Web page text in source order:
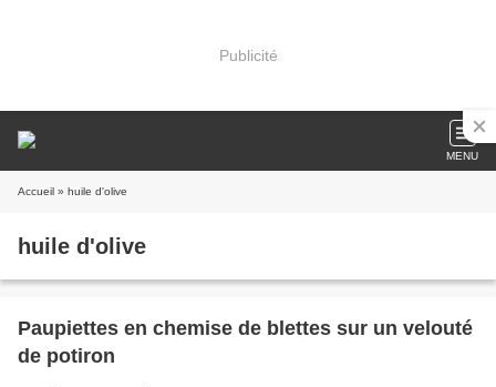
Publicité
MENU
Accueil » huile d'olive
huile d'olive
Paupiettes en chemise de blettes sur un velouté
de potiron